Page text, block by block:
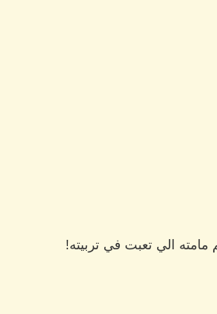
الي تعبت في تربيته!